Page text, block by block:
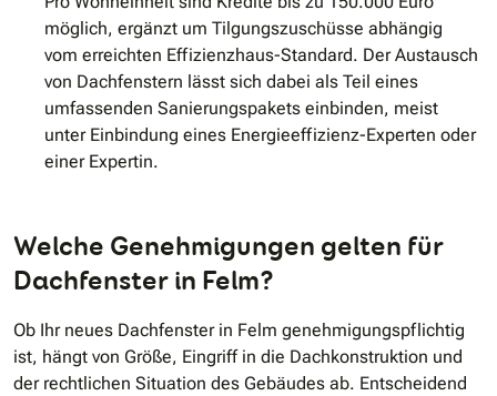
möglich, ergänzt um Tilgungszuschüsse abhängig
vom erreichten Effizienzhaus-Standard. Der Austausch
von Dachfenstern lässt sich dabei als Teil eines
umfassenden Sanierungspakets einbinden, meist
unter Einbindung eines Energieeffizienz-Experten oder
einer Expertin.
Welche Genehmigungen gelten für
Dachfenster in Felm?
Ob Ihr neues Dachfenster in Felm genehmigungspflichtig
ist, hängt von Größe, Eingriff in die Dachkonstruktion und
der rechtlichen Situation des Gebäudes ab. Entscheidend